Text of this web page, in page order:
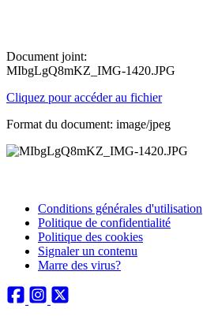
Document joint:
MIbgLgQ8mKZ_IMG-1420.JPG
Cliquez pour accéder au fichier
Format du document: image/jpeg
Conditions générales d'utilisation
Politique de confidentialité
Politique des cookies
Signaler un contenu
Marre des virus?